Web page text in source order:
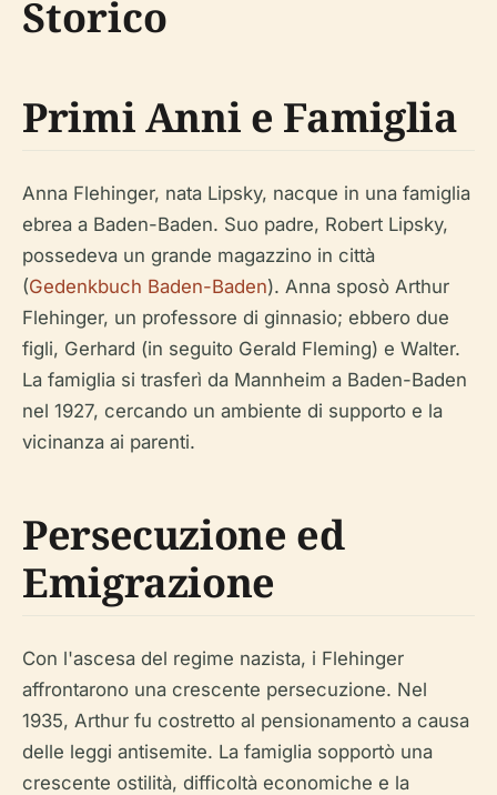
Storico
Primi Anni e Famiglia
Anna Flehinger, nata Lipsky, nacque in una famiglia
ebrea a Baden-Baden. Suo padre, Robert Lipsky,
possedeva un grande magazzino in città
(Gedenkbuch Baden-Baden). Anna sposò Arthur
Flehinger, un professore di ginnasio; ebbero due
figli, Gerhard (in seguito Gerald Fleming) e Walter.
La famiglia si trasferì da Mannheim a Baden-Baden
nel 1927, cercando un ambiente di supporto e la
vicinanza ai parenti.
Persecuzione ed
Emigrazione
Con l'ascesa del regime nazista, i Flehinger
affrontarono una crescente persecuzione. Nel
1935, Arthur fu costretto al pensionamento a causa
delle leggi antisemite. La famiglia sopportò una
crescente ostilità, difficoltà economiche e la